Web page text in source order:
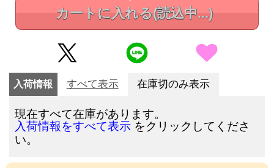
カートに入れる(読込中...)
入荷情報 すべて表示 在庫切のみ表示
現在すべて在庫があります。
入荷情報をすべて表示 をクリックしてくださ
い。